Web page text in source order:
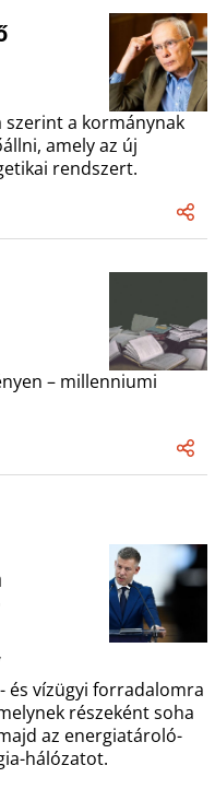
szerint a kormánynak
amely az új
rendszert.
– millenniumi
és vízügyi forradalomra
részeként soha
az energiatároló-
hálózatot.